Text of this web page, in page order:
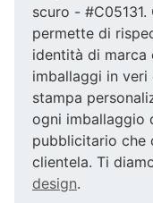
scuro -
permette di
identità di marca
imballaggi in
stampa
ogni imballaggio
pubblicitario che
clientela. Ti
design.